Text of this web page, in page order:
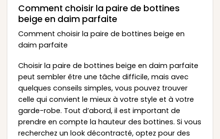
Comment choisir la paire de bottines
beige en daim parfaite
Comment choisir la paire de bottines beige en
daim parfaite
Choisir la paire de bottines beige en daim parfaite
peut sembler être une tâche difficile, mais avec
quelques conseils simples, vous pouvez trouver
celle qui convient le mieux à votre style et à votre
garde-robe. Tout d’abord, il est important de
prendre en compte la hauteur des bottines. Si vous
recherchez un look décontracté, optez pour des